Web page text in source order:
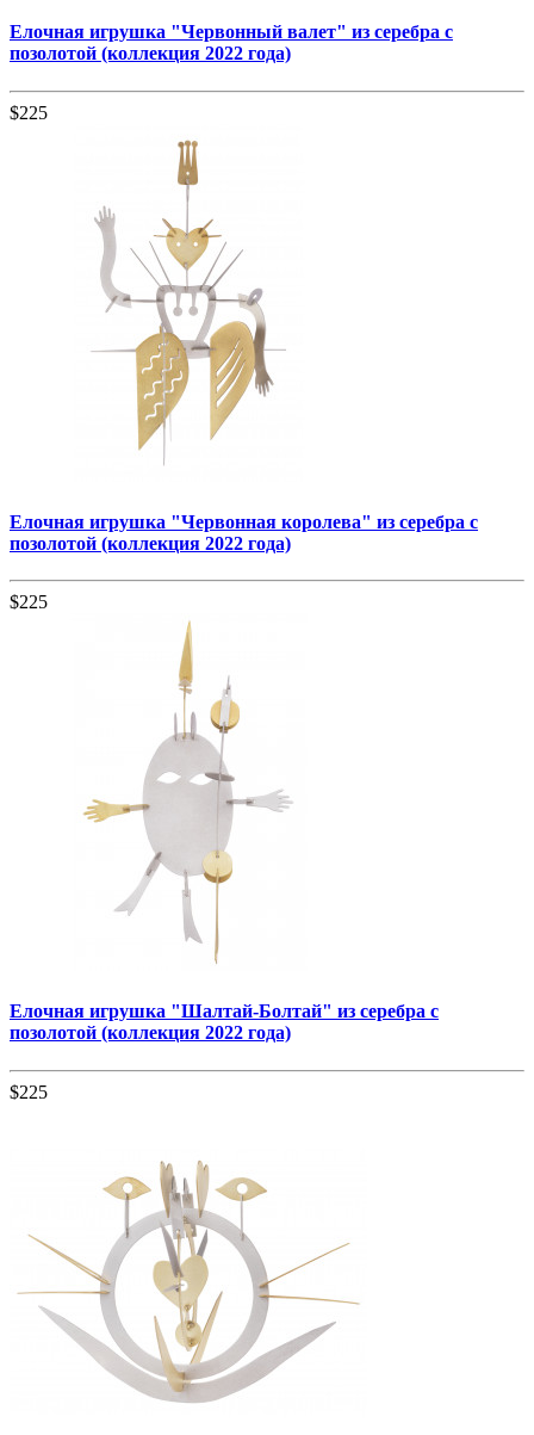
Елочная игрушка "Червонный валет" из серебра с
позолотой (коллекция 2022 года)
$225
Елочная игрушка "Червонная королева" из серебра с
позолотой (коллекция 2022 года)
$225
Елочная игрушка "Шалтай-Болтай" из серебра с
позолотой (коллекция 2022 года)
$225